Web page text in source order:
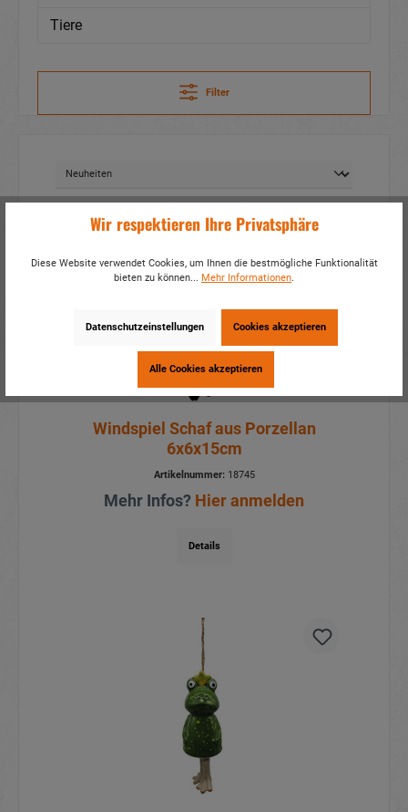
Tiere
Filter
Windspiel Schaf aus Porzellan
6x6x15cm
Artikelnummer:18745
Mehr Infos? Hier anmelden
Details
Wir respektieren Ihre Privatsphäre
Diese Website verwendet Cookies, um Ihnen die bestmögliche Funktionalität
bieten zu können... Mehr Informationen.
Datenschutzeinstellungen Cookies akzeptieren
Alle Cookies akzeptieren